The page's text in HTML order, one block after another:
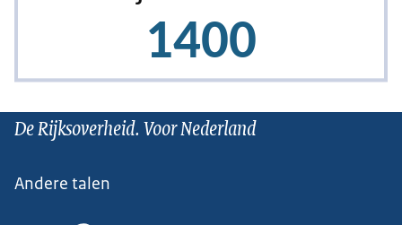
De Rijksoverheid. Voor Nederland
Andere talen